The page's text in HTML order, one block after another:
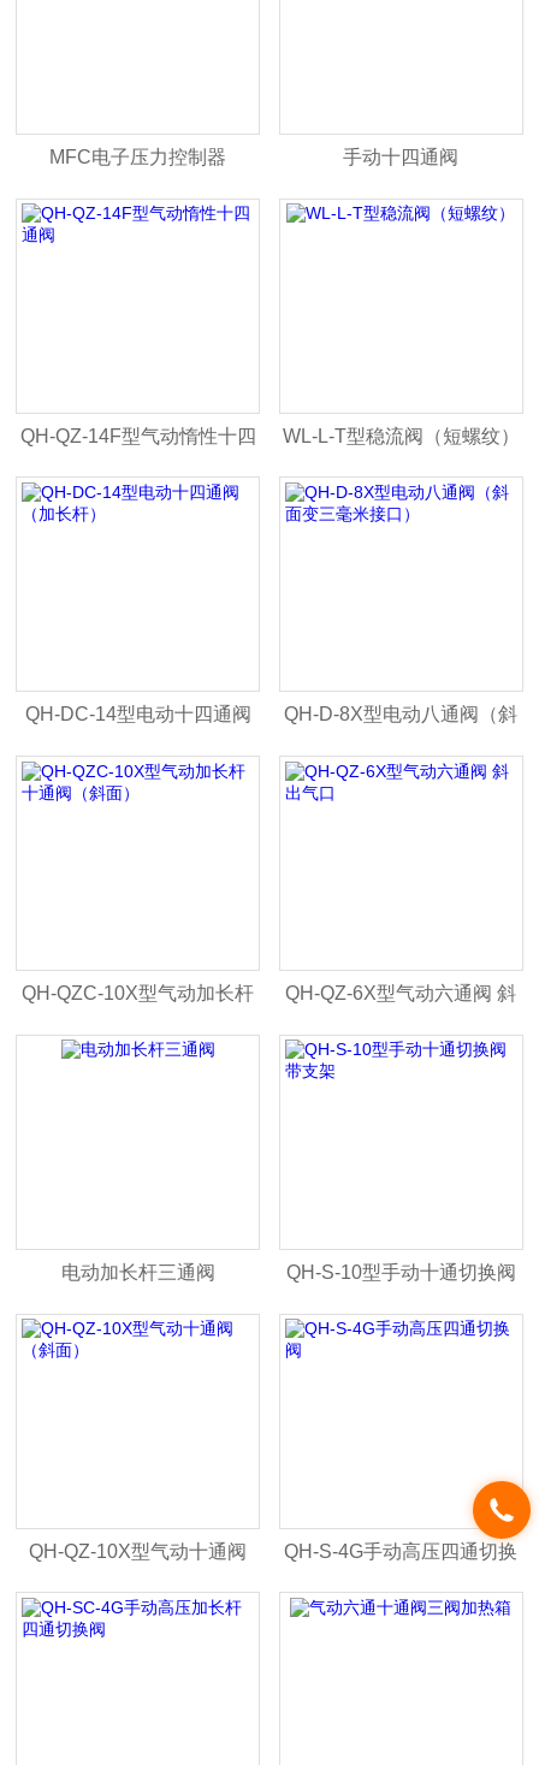
MFC电子压力控制器 手动十四通阀
QH-QZ-14F型气动惰性十四
通阀
WL-L-T型稳流阀（短螺纹）
QH-DC-14型电动十四通阀
（加长杆）
QH-D-8X型电动八通阀（斜
面变三毫米接口）
QH-QZC-10X型气动加长杆
十通阀（斜面）
QH-QZ-6X型气动六通阀 斜
出气口
电动加长杆三通阀 QH-S-10型手动十通切换阀
带支架
QH-QZ-10X型气动十通阀
（斜面）
QH-S-4G手动高压四通切换
阀